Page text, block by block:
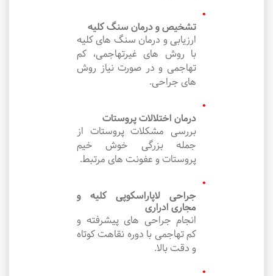
تشخیص و درمان سنگ کلیه
ارزیابی و درمان سنگ های کلیه
با روش های غیرتهاجمی، کم
تهاجمی و در صورت نیاز روش
های جراحی.
درمان اختلالات پروستات
بررسی مشکلات پروستات از
جمله بزرگی خوش خیم
پروستات و عفونت های مرتبط.
جراحی لاپاراسکوپی کلیه و
مجاری ادراری
انجام جراحی های پیشرفته و
کم تهاجمی با دوره نقاهت کوتاه
و دقت بالا.